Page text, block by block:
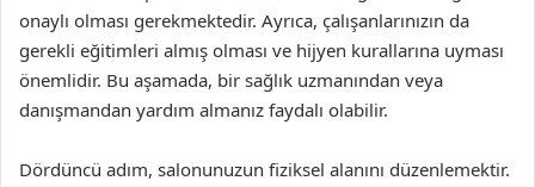
onaylı olması gerekmektedir. Ayrıca, çalışanlarınızın da
gerekli eğitimleri almış olması ve hijyen kurallarına uyması
önemlidir. Bu aşamada, bir sağlık uzmanından veya
danışmandan yardım almanız faydalı olabilir.
Dördüncü adım, salonunuzun fiziksel alanını düzenlemektir.